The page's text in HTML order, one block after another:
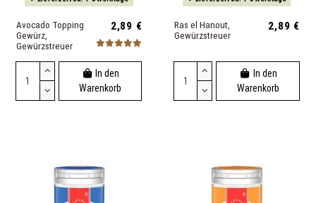
Avocado Topping
Gewürz,
Gewürzstreuer
2,89 €
In den
Warenkorb
Ras el Hanout,
Gewürzstreuer
2,89 €
In den
Warenkorb